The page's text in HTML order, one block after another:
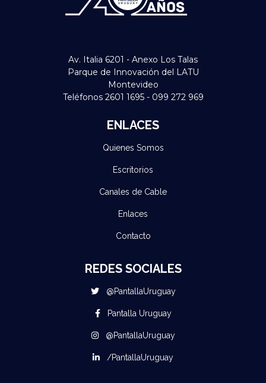
Av. Italia 6201 - Anexo Los Talas
Parque de Innovación del LATU
Montevideo
Teléfonos 2601 1695 - 099 272 969
ENLACES
Quienes Somos
Escritorios
Canales de Cable
Enlaces
Contacto
REDES SOCIALES
@PantallaUruguay
Pantalla Uruguay
@PantallaUruguay
/PantallaUruguay